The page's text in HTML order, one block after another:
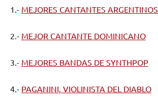
1.- MEJORES CANTANTES ARGENTINOS
2.- MEJOR CANTANTE DOMINICANO
3.- MEJORES BANDAS DE SYNTHPOP
4.- PAGANINI, VIOLINISTA DEL DIABLO